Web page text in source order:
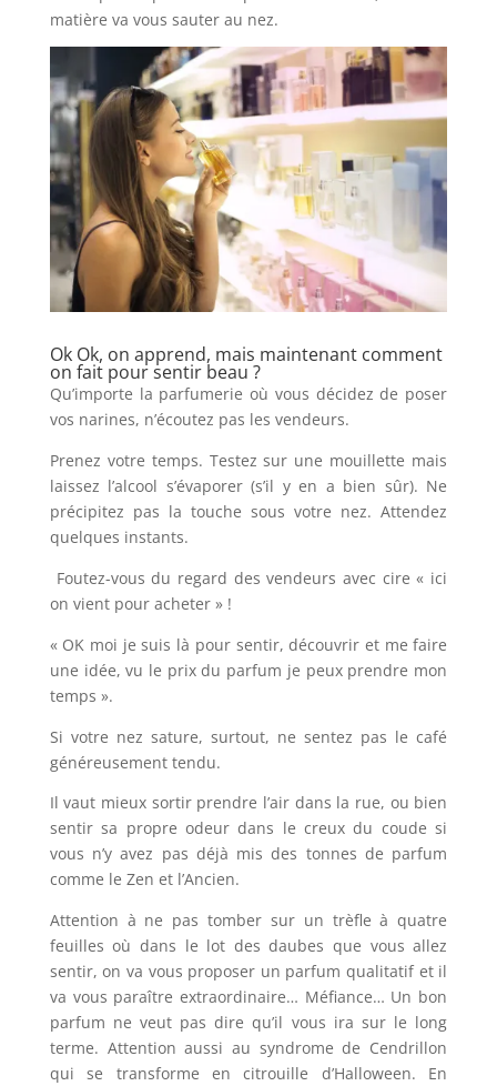
matière va vous sauter au nez.
Ok Ok, on apprend, mais maintenant comment
on fait pour sentir beau ?
Qu’importe la parfumerie où vous décidez de poser
vos narines, n’écoutez pas les vendeurs.
Prenez votre temps. Testez sur une mouillette mais
laissez l’alcool s’évaporer (s’il y en a bien sûr). Ne
précipitez pas la touche sous votre nez. Attendez
quelques instants.
Foutez-vous du regard des vendeurs avec cire « ici
on vient pour acheter » !
« OK moi je suis là pour sentir, découvrir et me faire
une idée, vu le prix du parfum je peux prendre mon
temps ».
Si votre nez sature, surtout, ne sentez pas le café
généreusement tendu.
Il vaut mieux sortir prendre l’air dans la rue, ou bien
sentir sa propre odeur dans le creux du coude si
vous n’y avez pas déjà mis des tonnes de parfum
comme le Zen et l’Ancien.
Attention à ne pas tomber sur un trèfle à quatre
feuilles où dans le lot des daubes que vous allez
sentir, on va vous proposer un parfum qualitatif et il
va vous paraître extraordinaire… Méfiance… Un bon
parfum ne veut pas dire qu’il vous ira sur le long
terme. Attention aussi au syndrome de Cendrillon
qui se transforme en citrouille d’Halloween. En